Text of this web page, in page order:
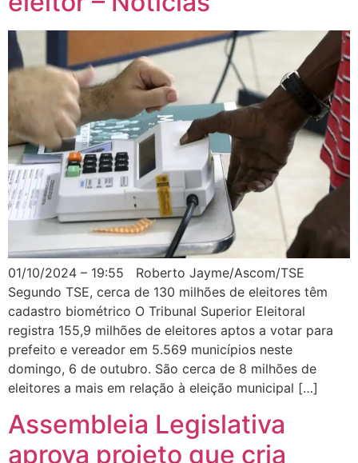
01/10/2024 – 19:55 Roberto Jayme/Ascom/TSE
Segundo TSE, cerca de 130 milhões de eleitores têm
cadastro biométrico O Tribunal Superior Eleitoral
registra 155,9 milhões de eleitores aptos a votar para
prefeito e vereador em 5.569 municípios neste
domingo, 6 de outubro. São cerca de 8 milhões de
eleitores a mais em relação à eleição municipal […]
Assembleia Legislativa
aprova projeto que cria